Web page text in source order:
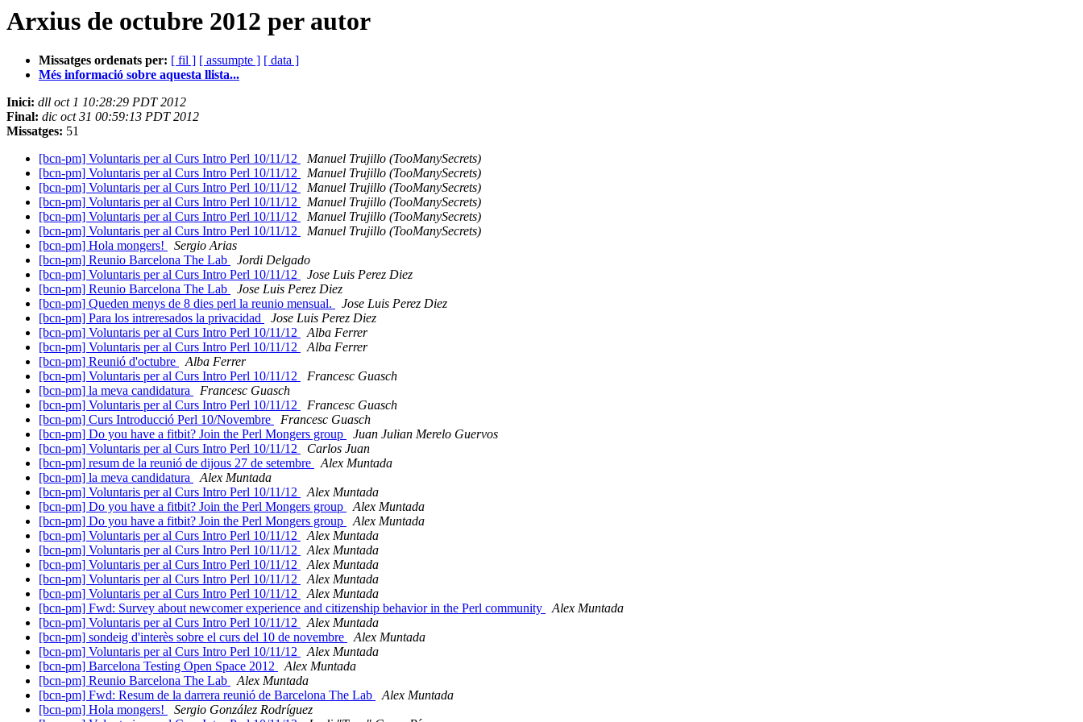
Arxius de octubre 2012 per autor
Missatges ordenats per: [ fil ] [ assumpte ] [ data ]
Més informació sobre aquesta llista...
Inici: dll oct 1 10:28:29 PDT 2012
Final: dic oct 31 00:59:13 PDT 2012
Missatges: 51
[bcn-pm] Voluntaris per al Curs Intro Perl 10/11/12
Manuel Trujillo (TooManySecrets)
[bcn-pm] Voluntaris per al Curs Intro Perl 10/11/12
Manuel Trujillo (TooManySecrets)
[bcn-pm] Voluntaris per al Curs Intro Perl 10/11/12
Manuel Trujillo (TooManySecrets)
[bcn-pm] Voluntaris per al Curs Intro Perl 10/11/12
Manuel Trujillo (TooManySecrets)
[bcn-pm] Voluntaris per al Curs Intro Perl 10/11/12
Manuel Trujillo (TooManySecrets)
[bcn-pm] Voluntaris per al Curs Intro Perl 10/11/12
Manuel Trujillo (TooManySecrets)
[bcn-pm] Hola mongers!
Sergio Arias
[bcn-pm] Reunio Barcelona The Lab
Jordi Delgado
[bcn-pm] Voluntaris per al Curs Intro Perl 10/11/12
Jose Luis Perez Diez
[bcn-pm] Reunio Barcelona The Lab
Jose Luis Perez Diez
[bcn-pm] Queden menys de 8 dies perl la reunio mensual.
Jose Luis Perez Diez
[bcn-pm] Para los intreresados la privacidad
Jose Luis Perez Diez
[bcn-pm] Voluntaris per al Curs Intro Perl 10/11/12
Alba Ferrer
[bcn-pm] Voluntaris per al Curs Intro Perl 10/11/12
Alba Ferrer
[bcn-pm] Reunió d'octubre
Alba Ferrer
[bcn-pm] Voluntaris per al Curs Intro Perl 10/11/12
Francesc Guasch
[bcn-pm] la meva candidatura
Francesc Guasch
[bcn-pm] Voluntaris per al Curs Intro Perl 10/11/12
Francesc Guasch
[bcn-pm] Curs Introducció Perl 10/Novembre
Francesc Guasch
[bcn-pm] Do you have a fitbit? Join the Perl Mongers group
Juan Julian Merelo Guervos
[bcn-pm] Voluntaris per al Curs Intro Perl 10/11/12
Carlos Juan
[bcn-pm] resum de la reunió de dijous 27 de setembre
Alex Muntada
[bcn-pm] la meva candidatura
Alex Muntada
[bcn-pm] Voluntaris per al Curs Intro Perl 10/11/12
Alex Muntada
[bcn-pm] Do you have a fitbit? Join the Perl Mongers group
Alex Muntada
[bcn-pm] Do you have a fitbit? Join the Perl Mongers group
Alex Muntada
[bcn-pm] Voluntaris per al Curs Intro Perl 10/11/12
Alex Muntada
[bcn-pm] Voluntaris per al Curs Intro Perl 10/11/12
Alex Muntada
[bcn-pm] Voluntaris per al Curs Intro Perl 10/11/12
Alex Muntada
[bcn-pm] Voluntaris per al Curs Intro Perl 10/11/12
Alex Muntada
[bcn-pm] Voluntaris per al Curs Intro Perl 10/11/12
Alex Muntada
[bcn-pm] Fwd: Survey about newcomer experience and citizenship behavior in the Perl community
Alex Muntada
[bcn-pm] Voluntaris per al Curs Intro Perl 10/11/12
Alex Muntada
[bcn-pm] sondeig d'interès sobre el curs del 10 de novembre
Alex Muntada
[bcn-pm] Voluntaris per al Curs Intro Perl 10/11/12
Alex Muntada
[bcn-pm] Barcelona Testing Open Space 2012
Alex Muntada
[bcn-pm] Reunio Barcelona The Lab
Alex Muntada
[bcn-pm] Fwd: Resum de la darrera reunió de Barcelona The Lab
Alex Muntada
[bcn-pm] Hola mongers!
Sergio González Rodríguez